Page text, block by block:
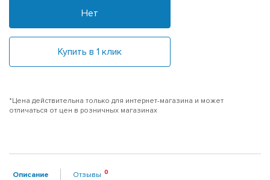
Нет
Купить в 1 клик
*Цена действительна только для интернет-магазина и может
отличаться от цен в розничных магазинах
Описание Отзывы